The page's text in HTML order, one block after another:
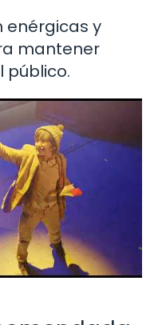
enérgicas y
mantener
público.